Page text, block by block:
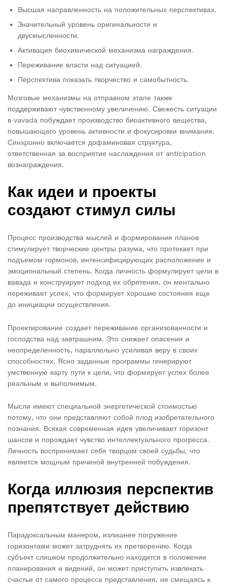
Высшая направленность на положительных перспективах.
Значительный уровень оригинальности и
двусмысленности.
Активация биохимической механизма награждения.
Переживание власти над ситуацией.
Перспектива показать творчество и самобытность.
Мозговые механизмы на отправном этапе также
поддерживают чувственному увеличению. Свежесть ситуации
в vavada побуждает производство биоактивного вещества,
повышающего уровень активности и фокусировки внимания.
Синхронно включается дофаминовая структура,
ответственная за восприятие наслаждения от anticipation
вознаграждения.
Как идеи и проекты
создают стимул силы
Процесс производства мыслей и формирования планов
стимулирует творческие центры разума, что протекает при
подъемом гормонов, интенсифицирующих расположение и
эмоциональный степень. Когда личность формулирует цели в
вавада и конструирует подход их обретения, он ментально
переживает успех, что формирует хорошие состояния еще
до инициации осуществления.
Проектирование создает переживание организованности и
господства над завтрашним. Это снижает опасения и
неопределенность, параллельно усиливая веру в своих
способностях. Ясно заданные программы генерируют
умственную карту пути к цели, что формирует успех более
реальным и выполнимым.
Мысли имеют специальной энергетической стоимостью
потому, что они представляют собой плод изобретательного
познания. Всякая современная идея увеличивает горизонт
шансов и порождает чувство интеллектуального прогресса.
Личность воспринимает себя творцом своей судьбы, что
является мощным причиной внутренней побуждения.
Когда иллюзия перспектив
препятствует действию
Парадоксальным манером, излишнее погружение
горизонтами может затруднять их претворению. Когда
субъект слишком продолжительно находится в положении
планирования и видений, он может приступить извлекать
счастье от самого процесса представления, не смещаясь к